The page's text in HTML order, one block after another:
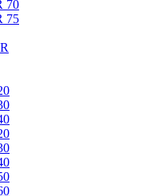
70
75